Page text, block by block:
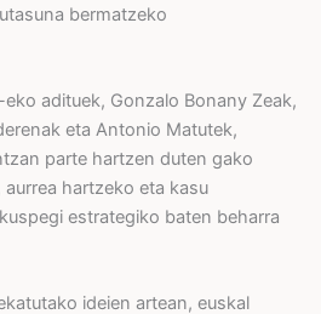
bermatzeko
adituek, Gonzalo Bonany Zeak,
eta Antonio Matutek,
parte hartzen duten gako
hartzeko eta kasu
estrategiko baten beharra
ideien artean, euskal